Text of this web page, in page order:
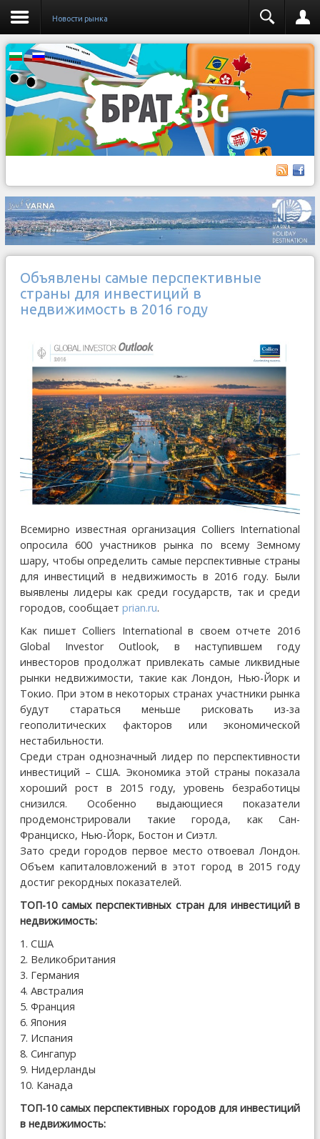
Новости рынка
Объявлены самые перспективные
страны для инвестиций в
недвижимость в 2016 году
Всемирно известная организация Colliers International
опросила 600 участников рынка по всему Земному
шару, чтобы определить самые перспективные страны
для инвестиций в недвижимость в 2016 году. Были
выявлены лидеры как среди государств, так и среди
городов, сообщает prian.ru.
Как пишет Colliers International в своем отчете 2016
Global Investor Outlook, в наступившем году
инвесторов продолжат привлекать самые ликвидные
рынки недвижимости, такие как Лондон, Нью-Йорк и
Токио. При этом в некоторых странах участники рынка
будут стараться меньше рисковать из-за
геополитических факторов или экономической
нестабильности.
Среди стран однозначный лидер по перспективности
инвестиций – США. Экономика этой страны показала
хороший рост в 2015 году, уровень безработицы
снизился. Особенно выдающиеся показатели
продемонстрировали такие города, как Сан-
Франциско, Нью-Йорк, Бостон и Сиэтл.
Зато среди городов первое место отвоевал Лондон.
Объем капиталовложений в этот город в 2015 году
достиг рекордных показателей.
ТОП-10 самых перспективных стран для инвестиций в
недвижимость:
1. США
2. Великобритания
3. Германия
4. Австралия
5. Франция
6. Япония
7. Испания
8. Сингапур
9. Нидерланды
10. Канада
ТОП-10 самых перспективных городов для инвестиций
в недвижимость: